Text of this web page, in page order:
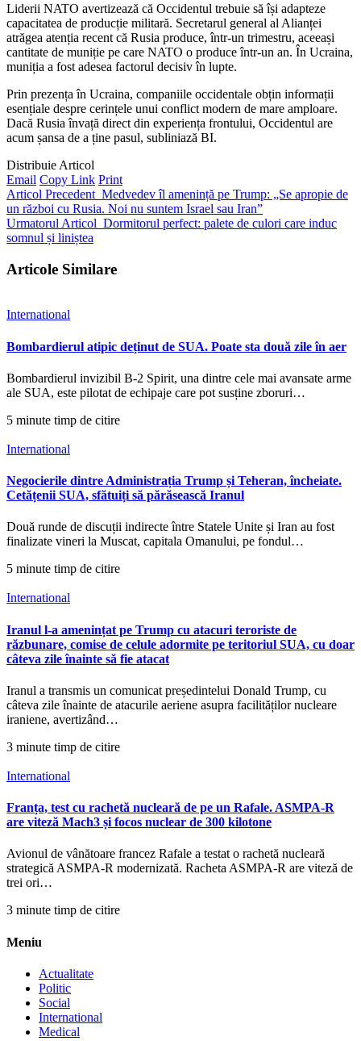
Liderii NATO avertizează că Occidentul trebuie să își adapteze
capacitatea de producție militară. Secretarul general al Alianței
atrăgea atenția recent că Rusia produce, într-un trimestru, aceeași
cantitate de muniție pe care NATO o produce într-un an. În Ucraina,
muniția a fost adesea factorul decisiv în lupte.
Prin prezența în Ucraina, companiile occidentale obțin informații
esențiale despre cerințele unui conflict modern de mare amploare.
Dacă Rusia învață direct din experiența frontului, Occidentul are
acum șansa de a ține pasul, subliniază BI.
Distribuie Articol
Email Copy Link Print
Articol Precedent Medvedev îl amenință pe Trump: „Se apropie de
un război cu Rusia. Noi nu suntem Israel sau Iran”
Urmatorul Articol Dormitorul perfect: palete de culori care induc
somnul și liniștea
Articole Similare
International
Bombardierul atipic deținut de SUA. Poate sta două zile în aer
Bombardierul invizibil B-2 Spirit, una dintre cele mai avansate arme
ale SUA, este pilotat de echipaje care pot susține zboruri…
5 minute timp de citire
International
Negocierile dintre Administrația Trump și Teheran, încheiate.
Cetățenii SUA, sfătuiți să părăsească Iranul
Două runde de discuții indirecte între Statele Unite și Iran au fost
finalizate vineri la Muscat, capitala Omanului, pe fondul…
5 minute timp de citire
International
Iranul l-a amenințat pe Trump cu atacuri teroriste de
răzbunare, comise de celule adormite pe teritoriul SUA, cu doar
câteva zile înainte să fie atacat
Iranul a transmis un comunicat președintelui Donald Trump, cu
câteva zile înainte de atacurile aeriene asupra facilităților nucleare
iraniene, avertizând…
3 minute timp de citire
International
Franța, test cu rachetă nucleară de pe un Rafale. ASMPA-R
are viteză Mach3 și focos nuclear de 300 kilotone
Avionul de vânătoare francez Rafale a testat o rachetă nucleară
strategică ASMPA-R modernizată. Racheta ASMPA-R are viteză de
trei ori…
3 minute timp de citire
Meniu
Actualitate
Politic
Social
International
Medical